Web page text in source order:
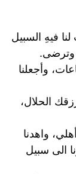
فيهِ السبيل
وترضى.
وأجعلنا
الحلال،
واهدنا
الى سبيل